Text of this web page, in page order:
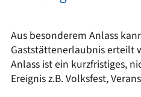
Aus besonderem Anlass
Gaststättenerlaubnis erteilt
Anlass ist ein kurzfristiges,
Ereignis z.B. Volksfest,